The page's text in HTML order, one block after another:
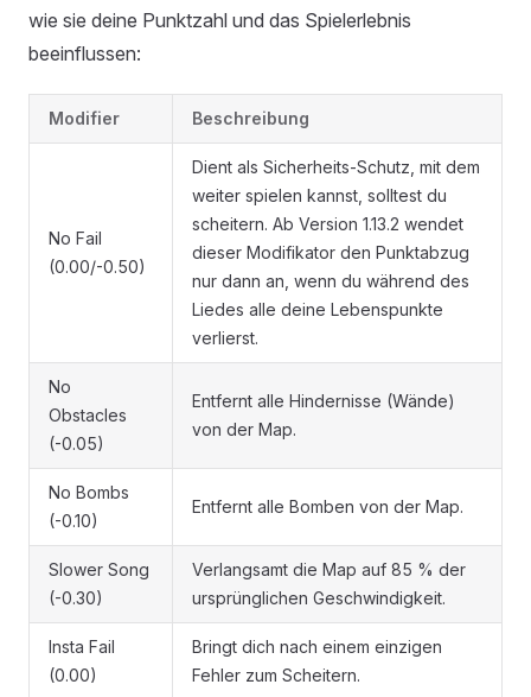
wie sie deine Punktzahl und das Spielerlebnis
beeinflussen:
Modifier Beschreibung
No Fail
(0.00/-0.50)
Dient als Sicherheits-Schutz, mit dem
weiter spielen kannst, solltest du
scheitern. Ab Version 1.13.2 wendet
dieser Modifikator den Punktabzug
nur dann an, wenn du während des
Liedes alle deine Lebenspunkte
verlierst.
No
Obstacles
(-0.05)
Entfernt alle Hindernisse (Wände)
von der Map.
No Bombs
(-0.10)
Entfernt alle Bomben von der Map.
Slower Song
(-0.30)
Verlangsamt die Map auf 85 % der
ursprünglichen Geschwindigkeit.
Insta Fail
(0.00)
Bringt dich nach einem einzigen
Fehler zum Scheitern.